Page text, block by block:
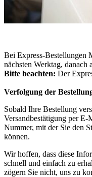
Bei Express-Bestellungen
nächsten Werktag, danach
Bitte beachten: Der
Verfolgung der
Sobald Ihre Bestellung
Versandbestätigung per
Nummer, mit der Sie den
können.
Wir hoffen, dass diese
schnell und einfach zu
zögern Sie nicht, uns zu